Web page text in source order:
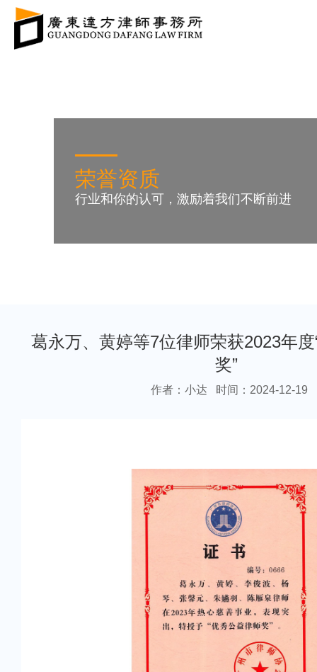
荣誉资质
行业和你的认可，激励着我们不断前进
葛永万、黄婷等7位律师荣获2023年
奖”
作者：小达 时间：2024-12-19